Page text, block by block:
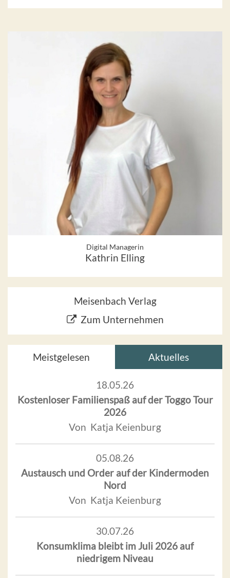
Digital Managerin
Kathrin Elling
Meisenbach Verlag
Zum Unternehmen
Meistgelesen Aktuelles
18.05.26
Kostenloser Familienspaß auf der Toggo Tour
2026
Von Katja Keienburg
05.08.26
Austausch und Order auf der Kindermoden
Nord
Von Katja Keienburg
30.07.26
Konsumklima bleibt im Juli 2026 auf
niedrigem Niveau